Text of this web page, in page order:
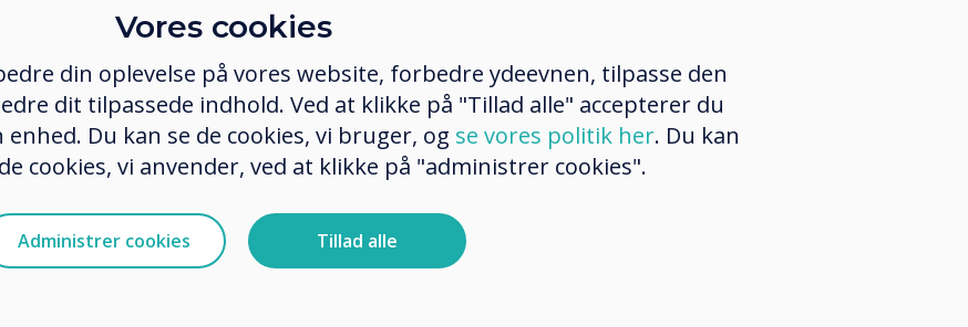
the 8 Rs
in
Læs mere
ISE 2026: 5 Tech
Trends to Watch
Læs mere
CL Touch Totem,
the touch kiosk of
choice for
Retailers this
Vores cookies
din oplevelse på vores website, forbedre ydeevnen, tilpasse den
dit tilpassede indhold. Ved at klikke på "Tillad alle" accepterer du
Du kan se de cookies, vi bruger, og se vores politik her. Du kan
cookies, vi anvender, ved at klikke på "administrer cookies".
Administrer cookies Tillad alle